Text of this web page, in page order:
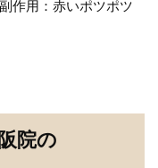
作用：赤いポツポツ
院の